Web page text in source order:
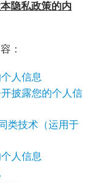
隐私政策的内
：
人信息
披露您的个人信
类技术（运用于
人信息